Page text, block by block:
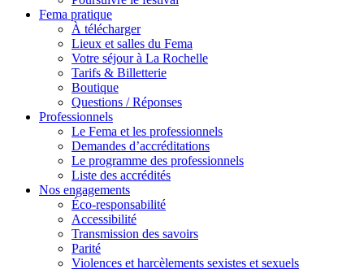
Fema pratique
À télécharger
Lieux et salles du Fema
Votre séjour à La Rochelle
Tarifs & Billetterie
Boutique
Questions / Réponses
Professionnels
Le Fema et les professionnels
Demandes d’accréditations
Le programme des professionnels
Liste des accrédités
Nos engagements
Éco-responsabilité
Accessibilité
Transmission des savoirs
Parité
Violences et harcèlements sexistes et sexuels